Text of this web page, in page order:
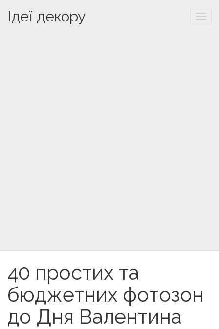
Ідеї декору
40 простих та
бюджетних фотозон
до Дня Валентина